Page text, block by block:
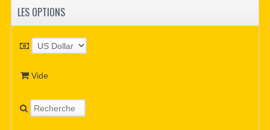
LES OPTIONS
Vide